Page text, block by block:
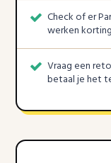
Check of er
werken
Vraag een
betaal je het